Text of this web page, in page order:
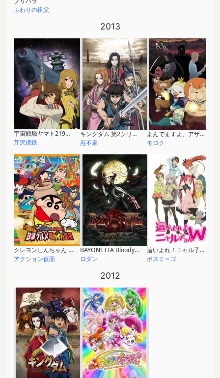
ふわりの祖父
2013
宇宙戦艦ヤマト2199 (TVシリーズ)
芹沢虎鉄
キングダム 第2シリーズ
呂不韋
よんでますよ、アザゼルさん。Z
モロク
クレヨンしんちゃん バカうまっ！B級グルメサバイバル！！
アクション仮面
BAYONETTA Bloody Fate
ロダン
這いよれ！ニャル子さんW
ボスミ＝ゴ
2012